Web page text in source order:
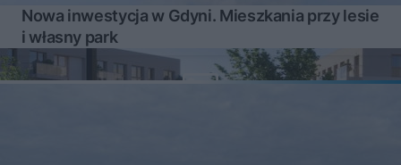
Nowa inwestycja w Gdyni. Mieszkania przy lesie
i własny park